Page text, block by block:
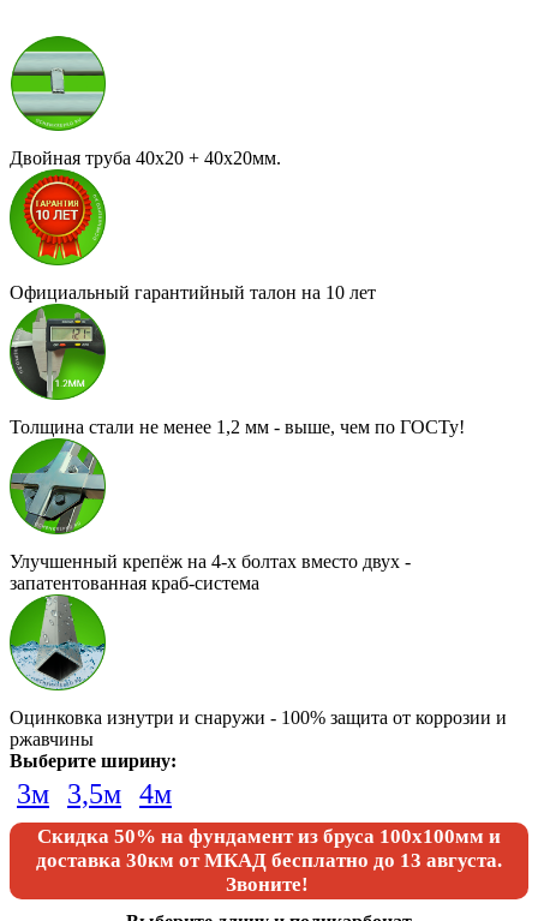
Двойная труба 40x20 + 40х20мм.
Официальный гарантийный талон на 10 лет
Толщина стали не менее 1,2 мм - выше, чем по ГОСТу!
Улучшенный крепёж на 4-х болтах вместо двух -
запатентованная краб-система
Оцинковка изнутри и снаружи - 100% защита от коррозии и
ржавчины
Выберите ширину:
3м 3,5м 4м
Скидка 50% на фундамент из бруса 100х100мм и
доставка 30км от МКАД бесплатно до 13 августа.
Звоните!